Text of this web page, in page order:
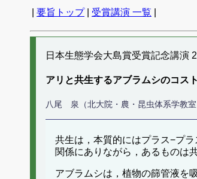
要旨トップ| 受賞講演 一覧
日本生態学会大島賞受賞記念講演 2
アリと共生するアブラムシのコス
八尾 泉（北大院・農・昆虫体系学教室
共生は，本質的にはプラス−プ
関係にありながら，あるものは
アブラムシは，植物の篩管液を